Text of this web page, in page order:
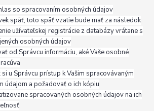
so spracovaním osobných údajov
späť, toto späť vzatie bude mať za následok
užívateľskej registrácie z databázy vrátane s
osobných údajov
od Správcu informáciu, aké Vaše osobné
u Správcu prístup k Vašim spracovávaným
údajom a požadovať o ich kópiu
spracovaných osobných údajov na ich